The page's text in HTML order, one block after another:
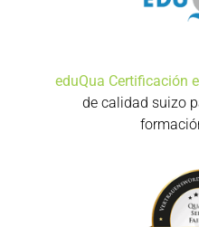
eduQua Certificación
de calidad suizo